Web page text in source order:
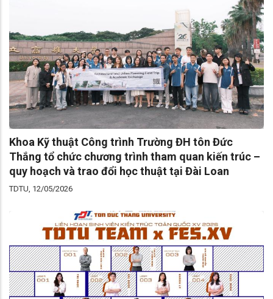
Khoa Kỹ thuật Công trình Trường ĐH tôn Đức
Thắng tổ chức chương trình tham quan kiến trúc –
quy hoạch và trao đổi học thuật tại Đài Loan
TDTU, 12/05/2026